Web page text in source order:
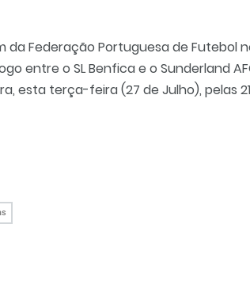
da Federação Portuguesa de Futebol
entre o SL Benfica e o Sunderland
esta terça-feira (27 de Julho), pelas